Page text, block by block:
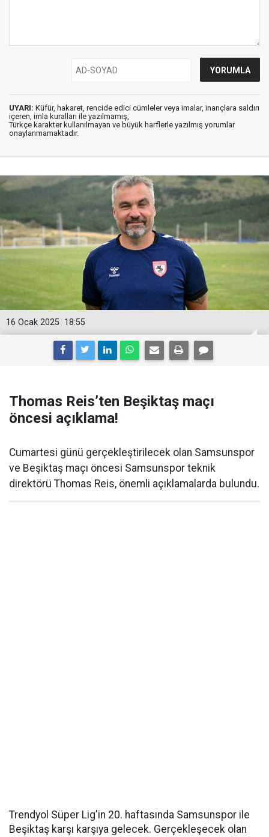
UYARI: Küfür, hakaret, rencide edici cümleler veya imalar, inançlara saldırı
içeren, imla kuralları ile yazılmamış,
Türkçe karakter kullanılmayan ve büyük harflerle yazılmış yorumlar
onaylanmamaktadır.
18:55
16 Ocak 2025
Thomas Reis’ten Beşiktaş maçı
öncesi açıklama!
Cumartesi günü gerçekleştirilecek olan Samsunspor
ve Beşiktaş maçı öncesi Samsunspor teknik
direktörü Thomas Reis, önemli açıklamalarda bulundu.
Trendyol Süper Lig'in 20. haftasında Samsunspor ile
Beşiktaş karşı karşıya gelecek. Gerçekleşecek olan